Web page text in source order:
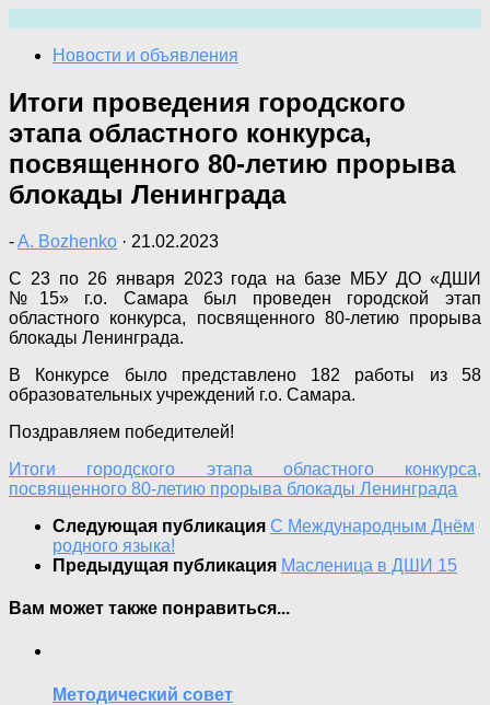
содержимому
Новости и объявления
Итоги проведения городского
этапа областного конкурса,
посвященного 80-летию прорыва
блокады Ленинграда
-A. Bozhenko · 21.02.2023
С 23 по 26 января 2023 года на базе МБУ ДО «ДШИ
№15» г.о. Самара был проведен городской этап
областного конкурса, посвященного 80-летию прорыва
блокады Ленинграда.
В Конкурсе было представлено 182 работы из 58
образовательных учреждений г.о. Самара.
Поздравляем победителей!
Итоги городского этапа областного конкурса,
посвященного 80-летию прорыва блокады Ленинграда
Следующая публикация С Международным Днём
родного языка!
Предыдущая публикация Масленица в ДШИ 15
Вам может также понравиться...
Методический совет